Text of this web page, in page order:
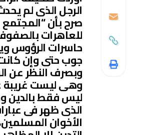
الرجل الذى لم
صرح بأن
للعاهرات
حاسرات الرؤوس
جوب حتى وإن
وبصرف النظر عن
وهى ليست غريبة
ليس فقط بالدين
الذى ظهر فى
الأخوان